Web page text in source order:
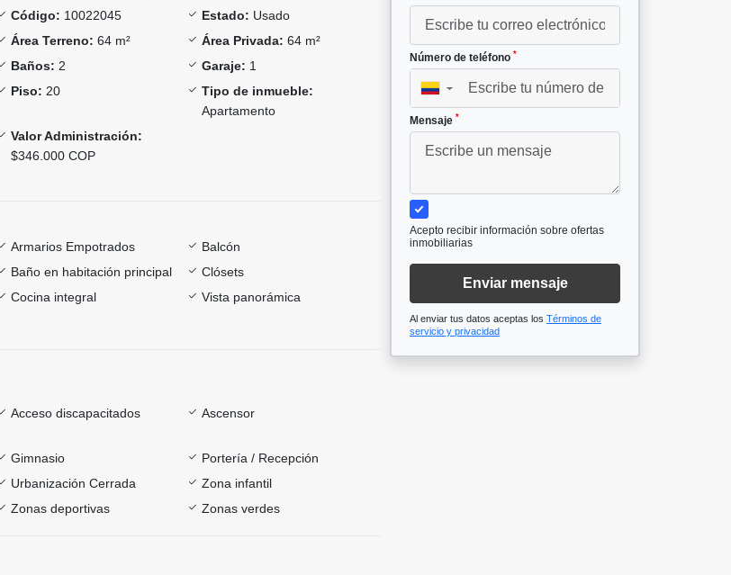
Código: 10022045 Estado: Usado
Área Terreno: 64 m² Área Privada: 64 m²
Baños: 2 Garaje: 1
Piso: 20
Tipo de inmueble:
Apartamento
Valor Administración:
$346.000 COP
Armarios Empotrados
Balcón
Baño en habitación principal
Clósets
Cocina integral
Vista panorámica
Acceso discapacitados Ascensor
Gimnasio
Portería / Recepción
Urbanización Cerrada
Zona infantil
Zonas deportivas Zonas verdes
Número de teléfono *
▼
Mensaje *
Acepto recibir información sobre ofertas
inmobiliarias
Enviar mensaje
Al enviar tus datos aceptas los Términos de
servicio y privacidad